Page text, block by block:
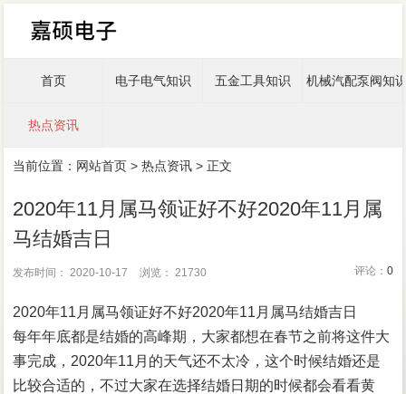
首页 电子电气知识 五金工具知识 机械汽配泵阀知
热点资讯
当前位置： 网站首页 > 热点资讯 > 正文
2020年11月属马领证好不好2020年11月属
马结婚吉日
评论： 0
发布时间： 2020-10-17 浏览： 21730
2020年11月属马领证好不好2020年11月属马结婚吉日
每年年底都是结婚的高峰期，大家都想在春节之前将这件大
事完成，2020年11月的天气还不太冷，这个时候结婚还是
比较合适的，不过大家在选择结婚日期的时候都会看看黄